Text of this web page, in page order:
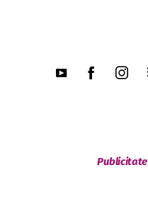
Publicitate